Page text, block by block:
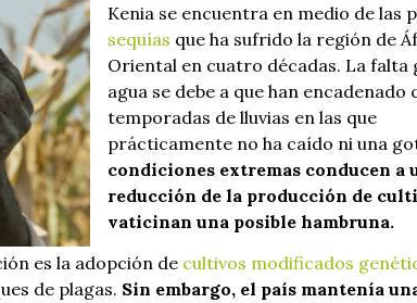
Kenia se encuentra en medio de las
sequías que ha sufrido la región de
Oriental en cuatro décadas. La falta
agua se debe a que han encadenado
temporadas de lluvias en las que
prácticamente no ha caído ni una
condiciones extremas conducen a
reducción de la producción de
vaticinan una posible hambruna.
es la adopción de cultivos modificados
de plagas. Sin embargo, el país mantenía